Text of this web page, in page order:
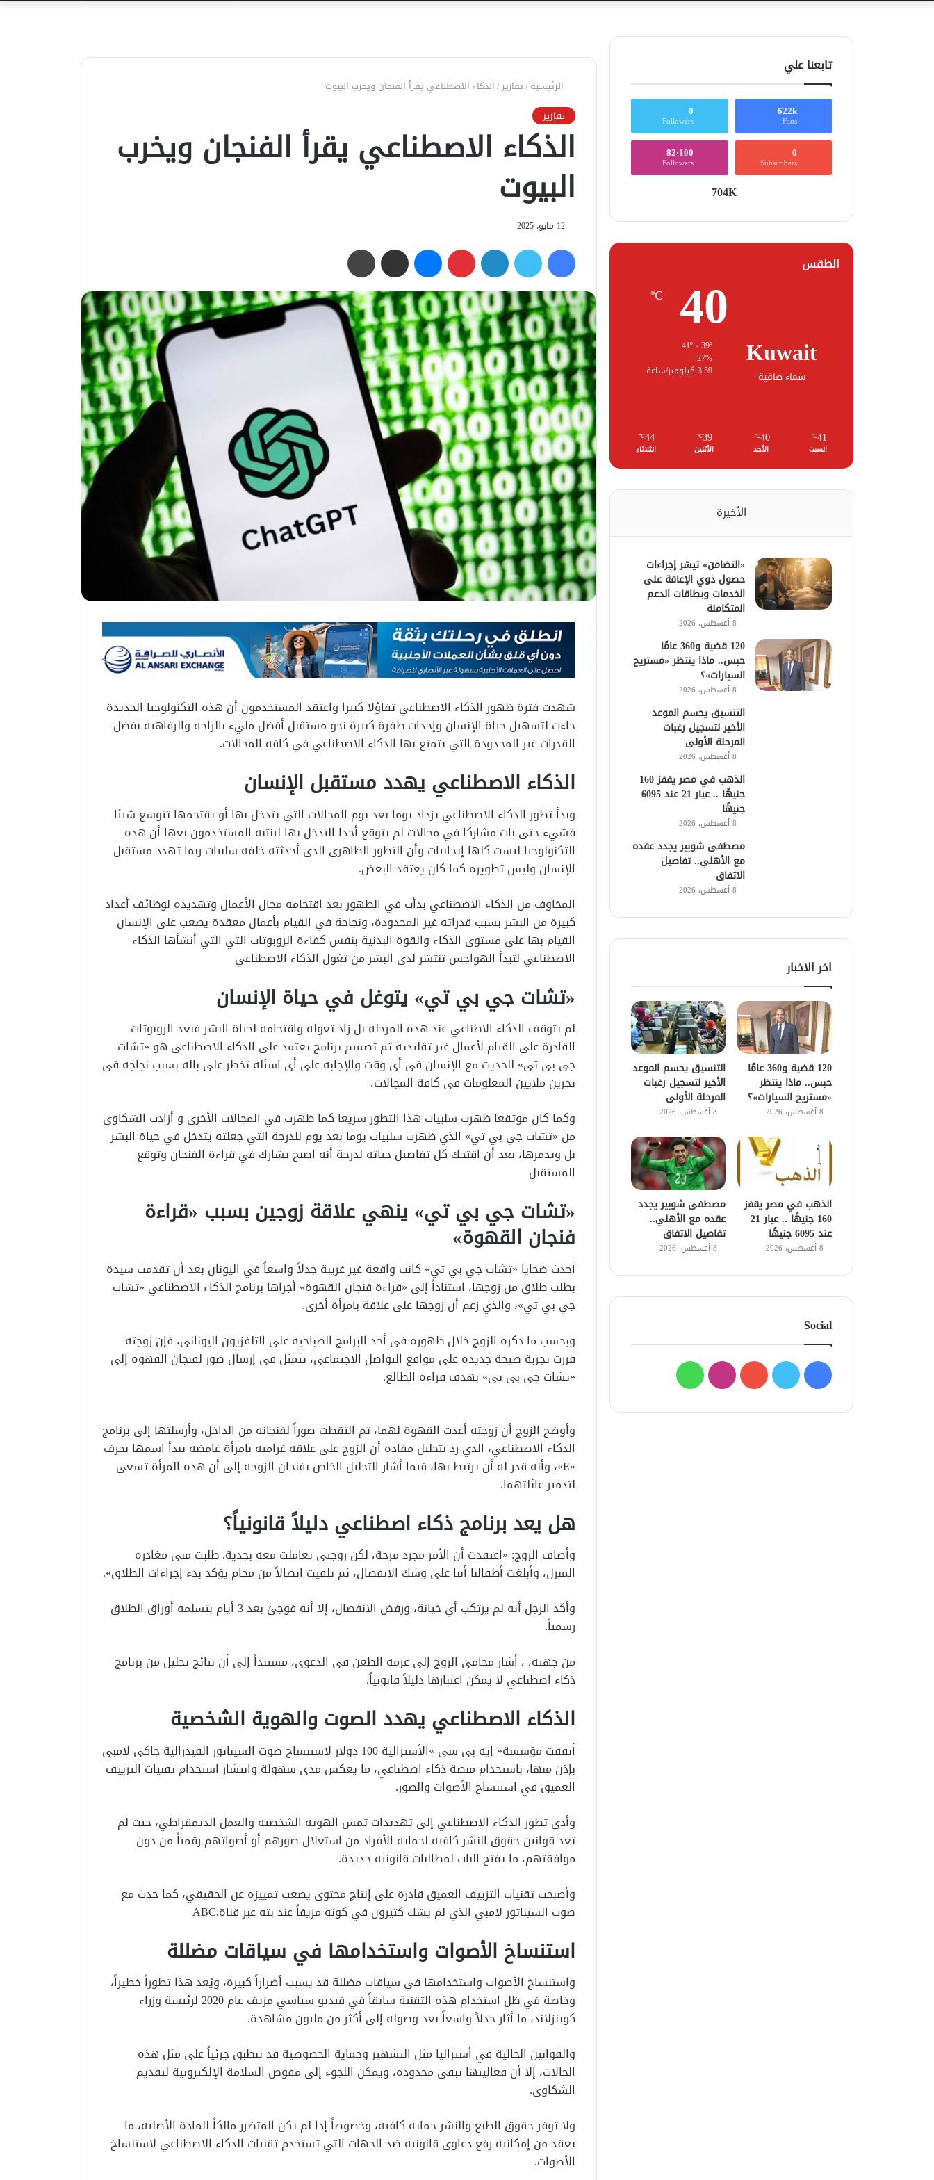
الرئيسية/تقارير/الذكاء الاصطناعي يقرأ الفنجان ويخرب البيوت
تقارير
الذكاء الاصطناعي يقرأ الفنجان ويخرب
البيوت
12 مايو، 2025
فيسبوك تويتر لينكدإن بينتيريست ماسنجر مشاركة عبر البريد
شهدت فترة ظهور الذكاء الاصطناعي تفاؤلا كبيرا واعتقد المستخدمون أن هذه التكنولوجيا الجديدة
جاءت لتسهيل حياة الإنسان وإحداث طفرة كبيرة نحو مستقبل أفضل مليء بالراحة والرفاهية بفضل
القدرات غير المحدودة التي يتمتع بها الذكاء الاصطناعي في كافة المجالات.
الذكاء الاصطناعي يهدد مستقبل الإنسان
وبدأ تطور الذكاء الاصطناعي يزداد يوما بعد يوم المجالات التي يتدخل بها أو يقتحمها تتوسع شيئا
فشيء حتى بات مشاركا في مجالات لم يتوقع أحدا التدخل بها لينتبه المستخدمون بعها أن هذه
التكنولوجيا ليست كلها إيجابيات وأن التطور الظاهري الذي أحدثته خلفه سلبيات ربما تهدد مستقبل
الإنسان وليس تطويره كما كان يعتقد البعض.
المخاوف من الذكاء الاصطناعي بدأت في الظهور بعد اقتحامه مجال الأعمال وتهديده لوظائف أعداد
كبيرة من البشر بسبب قدراته غير المحدودة، ونجاحة في القيام بأعمال معقدة يصعب على الإنسان
القيام بها على مستوى الذكاء والقوة البدنية بنفس كفاءة الروبوتات التي التي أنشأها الذكاء
الاصطناعي لتبدأ الهواجس تنتشر لدى البشر من تغول الذكاء الاصطناعي
«تشات جي بي تي» يتوغل في حياة الإنسان
لم يتوقف الذكاء الاطناعي عند هذه المرحلة بل زاد تغوله واقتحامه لحياة البشر فبعد الروبوتات
القادرة على القيام لأعمال غير تقليدية تم تصميم برنامج يعتمد على الذكاء الاصطناعي هو «تشات
جي بي تي» للحديث مع الإنسان في أي وقت والإجابة على أي اسئلة تخطر على باله بسبب نجاجه في
تخزين ملايين المعلومات في كافة المجالات،
وكما كان موتقعا ظهرت سلبيات هذا التطور سريعا كما ظهرت في المجالات الأخرى و أزادت الشكاوى
من «تشات جي بي تي» الذي ظهرت سلبيات يوما بعد يوم للدرجة التي جعلته يتدخل في حياة البشر
بل ويدمرها، بعد أن اقتحك كل تفاصيل حياته لدرجة أنه اصبح يشارك في قراءة الفنجان وتوقع
المستقبل
«تشات جي بي تي» ينهي علاقة زوجين بسبب «قراءة
فنجان القهوة»
أحدث ضحايا «تشات جي بي تي» كانت واقعة غير غريبة جدلاً واسعاً في اليونان بعد أن تقدمت سيدة
بطلب طلاق من زوجها، استناداً إلى «قراءة فنجان القهوة» أجراها برنامج الذكاء الاصطناعي «تشات
جي بي تي»، والذي زعم أن زوجها على علاقة بامرأة أخرى.
وبحسب ما ذكره الزوج خلال ظهوره في أحد البرامج الصباحية على التلفزيون اليوناني، فإن زوجته
قررت تجربة صيحة جديدة على مواقع التواصل الاجتماعي، تتمثل في إرسال صور لفنجان القهوة إلى
«تشات جي بي تي» بهدف قراءة الطالع.
وأوضح الزوج أن زوجته أعدت القهوة لهما، ثم التقطت صوراً لفنجانه من الداخل، وأرسلتها إلى برنامج
الذكاء الاصطناعي، الذي رد بتحليل مفاده أن الزوج على علاقة غرامية بامرأة غامضة يبدأ اسمها بحرف
«E»، وأنه قدر له أن يرتبط بها، فيما أشار التحليل الخاص بفنجان الزوجة إلى أن هذه المرأة تسعى
لتدمير عائلتهما.
هل يعد برنامج ذكاء اصطناعي دليلاً قانونياً؟
وأضاف الزوج: «اعتقدت أن الأمر مجرد مزحة، لكن زوجتي تعاملت معه بجدية. طلبت مني مغادرة
المنزل، وأبلغت أطفالنا أننا على وشك الانفصال، ثم تلقيت اتصالاً من محام يؤكد بدء إجراءات الطلاق».
وأكد الرجل أنه لم يرتكب أي خيانة، ورفض الانفصال، إلا أنه فوجئ بعد 3 أيام بتسلمه أوراق الطلاق
رسمياً.
من جهته، ، أشار محامي الزوج إلى عزمه الطعن في الدعوى، مستنداً إلى أن نتائج تحليل من برنامج
ذكاء اصطناعي لا يمكن اعتبارها دليلاً قانونياً.
الذكاء الاصطناعي يهدد الصوت والهوية الشخصية
‬العميق‭ ‬في‭ ‬استنساخ‭ ‬الأصوات‭ ‬والصور‭.‬
‬موافقتهم،‭ ‬ما‭ ‬يفتح‭ ‬الباب‭ ‬لمطالبات‭ ‬قانونية‭ ‬جديدة‭.‬
‬صوت‭ ‬السيناتور‭ ‬لامبي‭ ‬الذي‭ ‬لم‭ ‬يشك‭ ‬كثيرون‭ ‬في‭ ‬كونه‭ ‬مزيفاً‭ ‬عند‭ ‬بثه‭ ‬عبر‭ ‬قناة‭ ‬ABC‭.
‬استنساخ‭ ‬الأصوات‭ ‬واستخدامها‭ ‬في‭ ‬سياقات‭ ‬مضللة‭
‬كوينزلاند،‭ ‬ما‭ ‬أثار‭ ‬جدلاً‭ ‬واسعاً‭ ‬بعد‭ ‬وصوله‭ ‬إلى‭ ‬أكثر‭ ‬من‭ ‬مليون‭ ‬مشاهدة‭.‬
‬الشكاوى‭.‬
‬يعقد‭ ‬من‭ ‬إمكانية‭ ‬رفع‭ ‬دعاوى‭ ‬قانونية‭ ‬ضد‭ ‬الجهات‭ ‬التي‭ ‬تستخدم‭ ‬تقنيات‭ ‬الذكاء‭ ‬الاصطناعي‭ ‬لاستنساخ‭
‬الأصوات‭.‬
تابعنا علي
622k
Fans
0
Followers
0
Subscribers
82٬100
Followers
704K
الطقس
Kuwait
سماء صافية
40
℃
41º - 39º
27%
3.59 كيلومتر/ساعة
41
℃
السبت
40
℃
الأحد
39
℃
الأثنين
44
℃
الثلاثاء
الأخيرة
«التضامن» تيسّر إجراءات
حصول ذوي الإعاقة على
الخدمات وبطاقات الدعم
المتكاملة
8 أغسطس، 2026
120 قضية و360 عامًا
حبس.. ماذا ينتظر «مستريح
السيارات»؟
8 أغسطس، 2026
التنسيق يحسم الموعد
الأخير لتسجيل رغبات
المرحلة الأولى
8 أغسطس، 2026
الذهب في مصر يقفز 160
جنيهًا .. عيار 21 عند 6095
جنيهًا
8 أغسطس، 2026
مصطفى شوبير يجدد عقده
مع الأهلي.. تفاصيل
الاتفاق
8 أغسطس، 2026
اخر الاخبار
120 قضية و360 عامًا
حبس.. ماذا ينتظر
«مستريح السيارات»؟
8 أغسطس، 2026
التنسيق يحسم الموعد
الأخير لتسجيل رغبات
المرحلة الأولى
8 أغسطس، 2026
الذهب في مصر يقفز
160 جنيهًا .. عيار 21
عند 6095 جنيهًا
8 أغسطس، 2026
مصطفى شوبير يجدد
عقده مع الأهلي..
تفاصيل الاتفاق
8 أغسطس، 2026
Social
فيسبوك
تويتر يوتيوبانستقرامواتساب